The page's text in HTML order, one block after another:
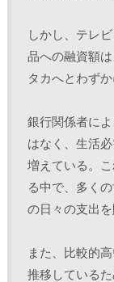
しかし、テレ
品への融資額
タカへとわずか
銀行関係者に
はなく、生活
増えている。
る中で、多く
の日々の支出
また、比較的
推移している